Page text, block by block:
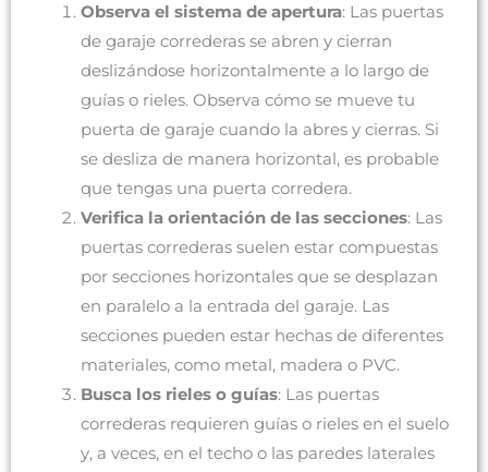
Observa el sistema de apertura: Las puertas
de garaje correderas se abren y cierran
deslizándose horizontalmente a lo largo de
guías o rieles. Observa cómo se mueve tu
puerta de garaje cuando la abres y cierras. Si
se desliza de manera horizontal, es probable
que tengas una puerta corredera.
Verifica la orientación de las secciones: Las
puertas correderas suelen estar compuestas
por secciones horizontales que se desplazan
en paralelo a la entrada del garaje. Las
secciones pueden estar hechas de diferentes
materiales, como metal, madera o PVC.
Busca los rieles o guías: Las puertas
correderas requieren guías o rieles en el suelo
y, a veces, en el techo o las paredes laterales